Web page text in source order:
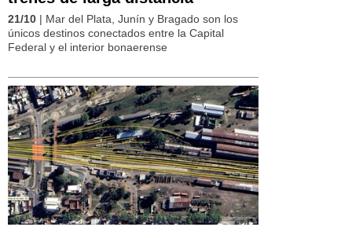
21/10 | Mar del Plata, Junín y Bragado son los
únicos destinos conectados entre la Capital
Federal y el interior bonaerense